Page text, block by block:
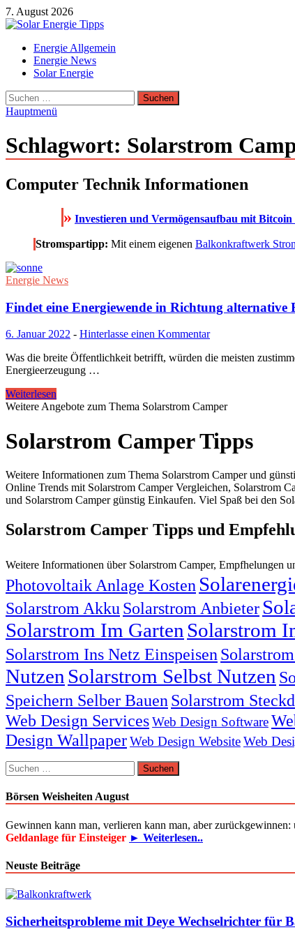
Zum
Inhalt
7. August 2026
Solar Energie Tipps
Solar Energie und Photovoltaik Informationen und Tipps
Energie Allgemein
Energie News
Solar Energie
Suchen
nach:
Hauptmenü
Schlagwort: Solarstrom
Computer Technik Informationen
» Investieren und Vermögensaufbau mit Bitcoin
Stromspartipp: Mit einem eigenen Balkonkraftwerk
Energie News
Findet eine Energiewende in Richtung alternative
6. Januar 2022 - Hinterlasse einen Kommentar
Was die breite Öffentlichkeit betrifft, würden die meisten
Energieerzeugung …
Weiterlesen
Weitere Angebote zum Thema Solarstrom Camper
Solarstrom Camper Tipps
Weitere Informationen zum Thema Solarstrom Camper und
Online Trends mit Solarstrom Camper Vergleichen, Solarstrom
und Solarstrom Camper günstig Einkaufen. Viel Spaß bei den
Solarstrom Camper Tipps und
Weitere Informationen über Solarstrom Camper, Empfhelungen
Photovoltaik Anlage Kosten
Solarstrom Akku Solarstrom Anbieter
Solarstrom Im Garten Solarstrom
Solarstrom Ins Netz Einspeisen
Nutzen Solarstrom Selbst Nutzen
Speichern Selber Bauen Solarstrom
Web Design ServicesWeb Design Software
Design WallpaperWeb Design WebsiteWeb
Suchen
nach:
Börsen Weisheiten August
Gewinnen kann man, verlieren kann man, aber
Geldanlage für Einsteiger ► Weiterlesen..
Neuste Beiträge
Sicherheitsprobleme mit Deye Wechselrichter für